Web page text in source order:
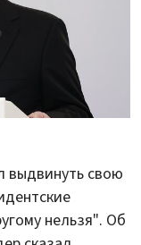
выдвинуть свою
нельзя". Об